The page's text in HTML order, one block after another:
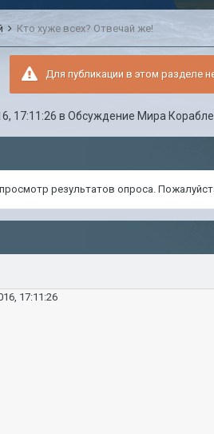
Кто хуже всех? Отвечай же!
Для публикации в этом разделе
17:11:26 вОбсуждение Мира
результатов опроса.
17:11:26